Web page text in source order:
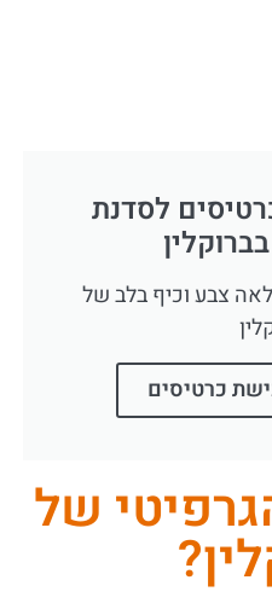
לסדנת
צבע וכיף בלב של
כרטיסים
של